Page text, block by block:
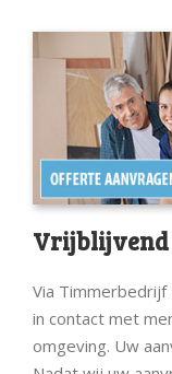
Vrijblijvend
Via
in contact met
omgeving. Uw